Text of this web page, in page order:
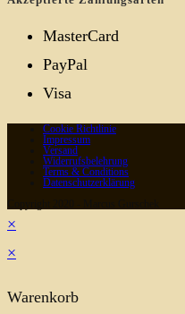
MasterCard
PayPal
Visa
Cookie Richtlinie
Impressum
Versand
Widerrufsbelehrung
Terms & Conditions
Datenschutzerklärung
×
×
Warenkorb